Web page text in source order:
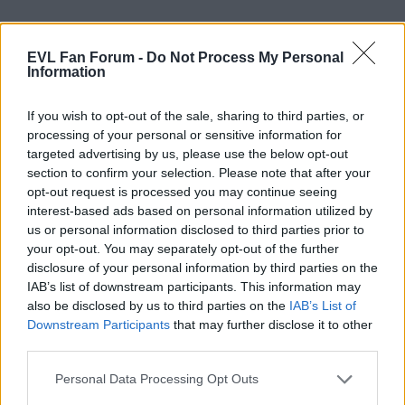
EVL Fan Forum - Do Not Process My Personal
Information
If you wish to opt-out of the sale, sharing to third parties, or
processing of your personal or sensitive information for
targeted advertising by us, please use the below opt-out
section to confirm your selection. Please note that after your
opt-out request is processed you may continue seeing
interest-based ads based on personal information utilized by
us or personal information disclosed to third parties prior to
your opt-out. You may separately opt-out of the further
disclosure of your personal information by third parties on the
IAB’s list of downstream participants. This information may
also be disclosed by us to third parties on the IAB’s List of
Downstream Participants that may further disclose it to other
Personal Data Processing Opt Outs
frühere Jahre von finanziellen Schwierigkeiten geprägt waren,
scheinen die aktuellen Entwicklungen auf eine stabilere und
positivere finanzielle Situation für die Profi-Abteilung
hinzuweisen.
Moderator
4. Juli 2025 um 21:27
Leute, es genügt !